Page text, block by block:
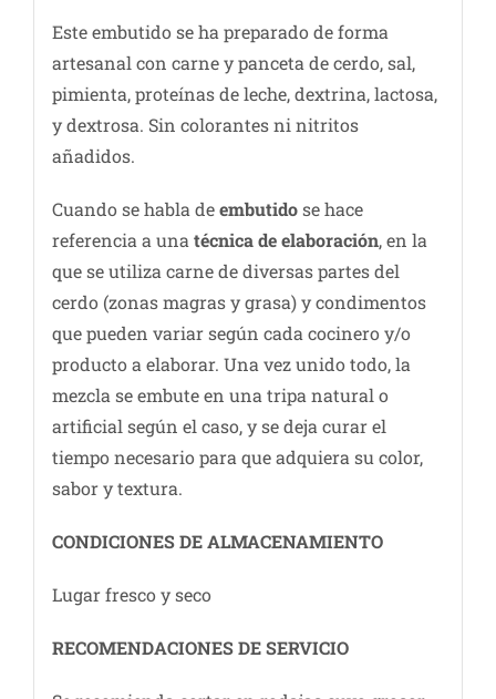
Este embutido se ha preparado de forma
artesanal con carne y panceta de cerdo, sal,
pimienta, proteínas de leche, dextrina, lactosa,
y dextrosa. Sin colorantes ni nitritos
añadidos.
Cuando se habla deembutidose hace
referencia a una técnica de elaboración, en la
que se utiliza carne de diversas partes del
cerdo (zonas magras y grasa) y condimentos
que pueden variar según cada cocinero y/o
producto a elaborar. Una vez unido todo, la
mezcla se embute en una tripa natural o
artificial según el caso, y se deja curar el
tiempo necesario para que adquiera su color,
sabor y textura.
CONDICIONES DE ALMACENAMIENTO
Lugar fresco y seco
RECOMENDACIONES DE SERVICIO